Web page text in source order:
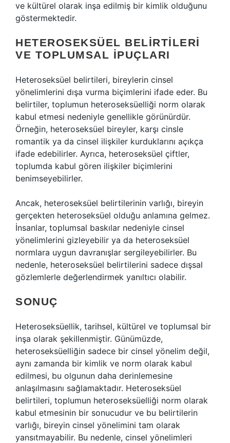
ve kültürel olarak inşa edilmiş bir kimlik olduğunu
göstermektedir.
HETEROSEKSÜEL BELIRTILERI
VE TOPLUMSAL İPUÇLARI
Heteroseksüel belirtileri, bireylerin cinsel
yönelimlerini dışa vurma biçimlerini ifade eder. Bu
belirtiler, toplumun heteroseksüelliği norm olarak
kabul etmesi nedeniyle genellikle görünürdür.
Örneğin, heteroseksüel bireyler, karşı cinsle
romantik ya da cinsel ilişkiler kurduklarını açıkça
ifade edebilirler. Ayrıca, heteroseksüel çiftler,
toplumda kabul gören ilişkiler biçimlerini
benimseyebilirler.
Ancak, heteroseksüel belirtilerinin varlığı, bireyin
gerçekten heteroseksüel olduğu anlamına gelmez.
İnsanlar, toplumsal baskılar nedeniyle cinsel
yönelimlerini gizleyebilir ya da heteroseksüel
normlara uygun davranışlar sergileyebilirler. Bu
nedenle, heteroseksüel belirtilerini sadece dışsal
gözlemlerle değerlendirmek yanıltıcı olabilir.
SONUÇ
Heteroseksüellik, tarihsel, kültürel ve toplumsal bir
inşa olarak şekillenmiştir. Günümüzde,
heteroseksüelliğin sadece bir cinsel yönelim değil,
aynı zamanda bir kimlik ve norm olarak kabul
edilmesi, bu olgunun daha derinlemesine
anlaşılmasını sağlamaktadır. Heteroseksüel
belirtileri, toplumun heteroseksüelliği norm olarak
kabul etmesinin bir sonucudur ve bu belirtilerin
varlığı, bireyin cinsel yönelimini tam olarak
yansıtmayabilir. Bu nedenle, cinsel yönelimleri